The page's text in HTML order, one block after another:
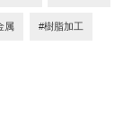
属 #樹脂加工